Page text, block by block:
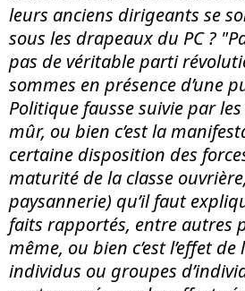
leurs anciens dirigeants se
sous les drapeaux du PC ?
pas de véritable parti
sommes en présence d’une
Politique fausse suivie par
mûr, ou bien c’est la
certaine disposition des
maturité de la classe
paysannerie) qu’il faut
faits rapportés, entre autres
même, ou bien c’est l’effet
individus ou groupes